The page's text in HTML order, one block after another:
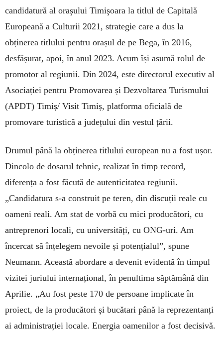
candidatură al oraşului Timişoara la titlul de Capitală
Europeană a Culturii 2021, strategie care a dus la
obținerea titlului pentru orașul de pe Bega, în 2016,
desfășurat, apoi, în anul 2023. Acum își asumă rolul de
promotor al regiunii. Din 2024, este directorul executiv al
Asociației pentru Promovarea și Dezvoltarea Turismului
(APDT) Timiș/ Visit Timiș, platforma oficială de
promovare turistică a județului din vestul țării.
Drumul până la obținerea titlului european nu a fost ușor.
Dincolo de dosarul tehnic, realizat în timp record,
diferența a fost făcută de autenticitatea regiunii.
„Candidatura s-a construit pe teren, din discuții reale cu
oameni reali. Am stat de vorbă cu mici producători, cu
antreprenori locali, cu universități, cu ONG-uri. Am
încercat să înțelegem nevoile și potențialul”, spune
Neumann. Această abordare a devenit evidentă în timpul
vizitei juriului internațional, în penultima săptămână din
Aprilie. „Au fost peste 170 de persoane implicate în
proiect, de la producători și bucătari până la reprezentanți
ai administrației locale. Energia oamenilor a fost decisivă.